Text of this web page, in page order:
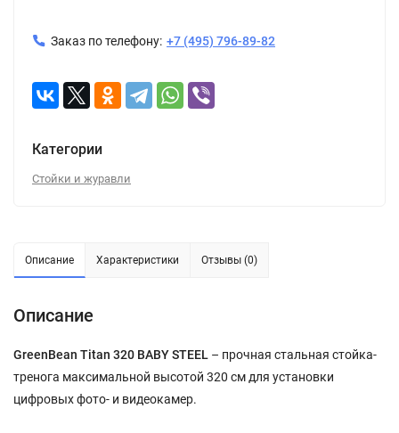
Заказ по телефону: +7 (495) 796-89-82
Категории
Стойки и журавли
Описание Характеристики Отзывы (0)
Описание
GreenBean Titan 320 BABY STEEL – прочная стальная стойка-
тренога максимальной высотой 320 см для установки
цифровых фото- и видеокамер.